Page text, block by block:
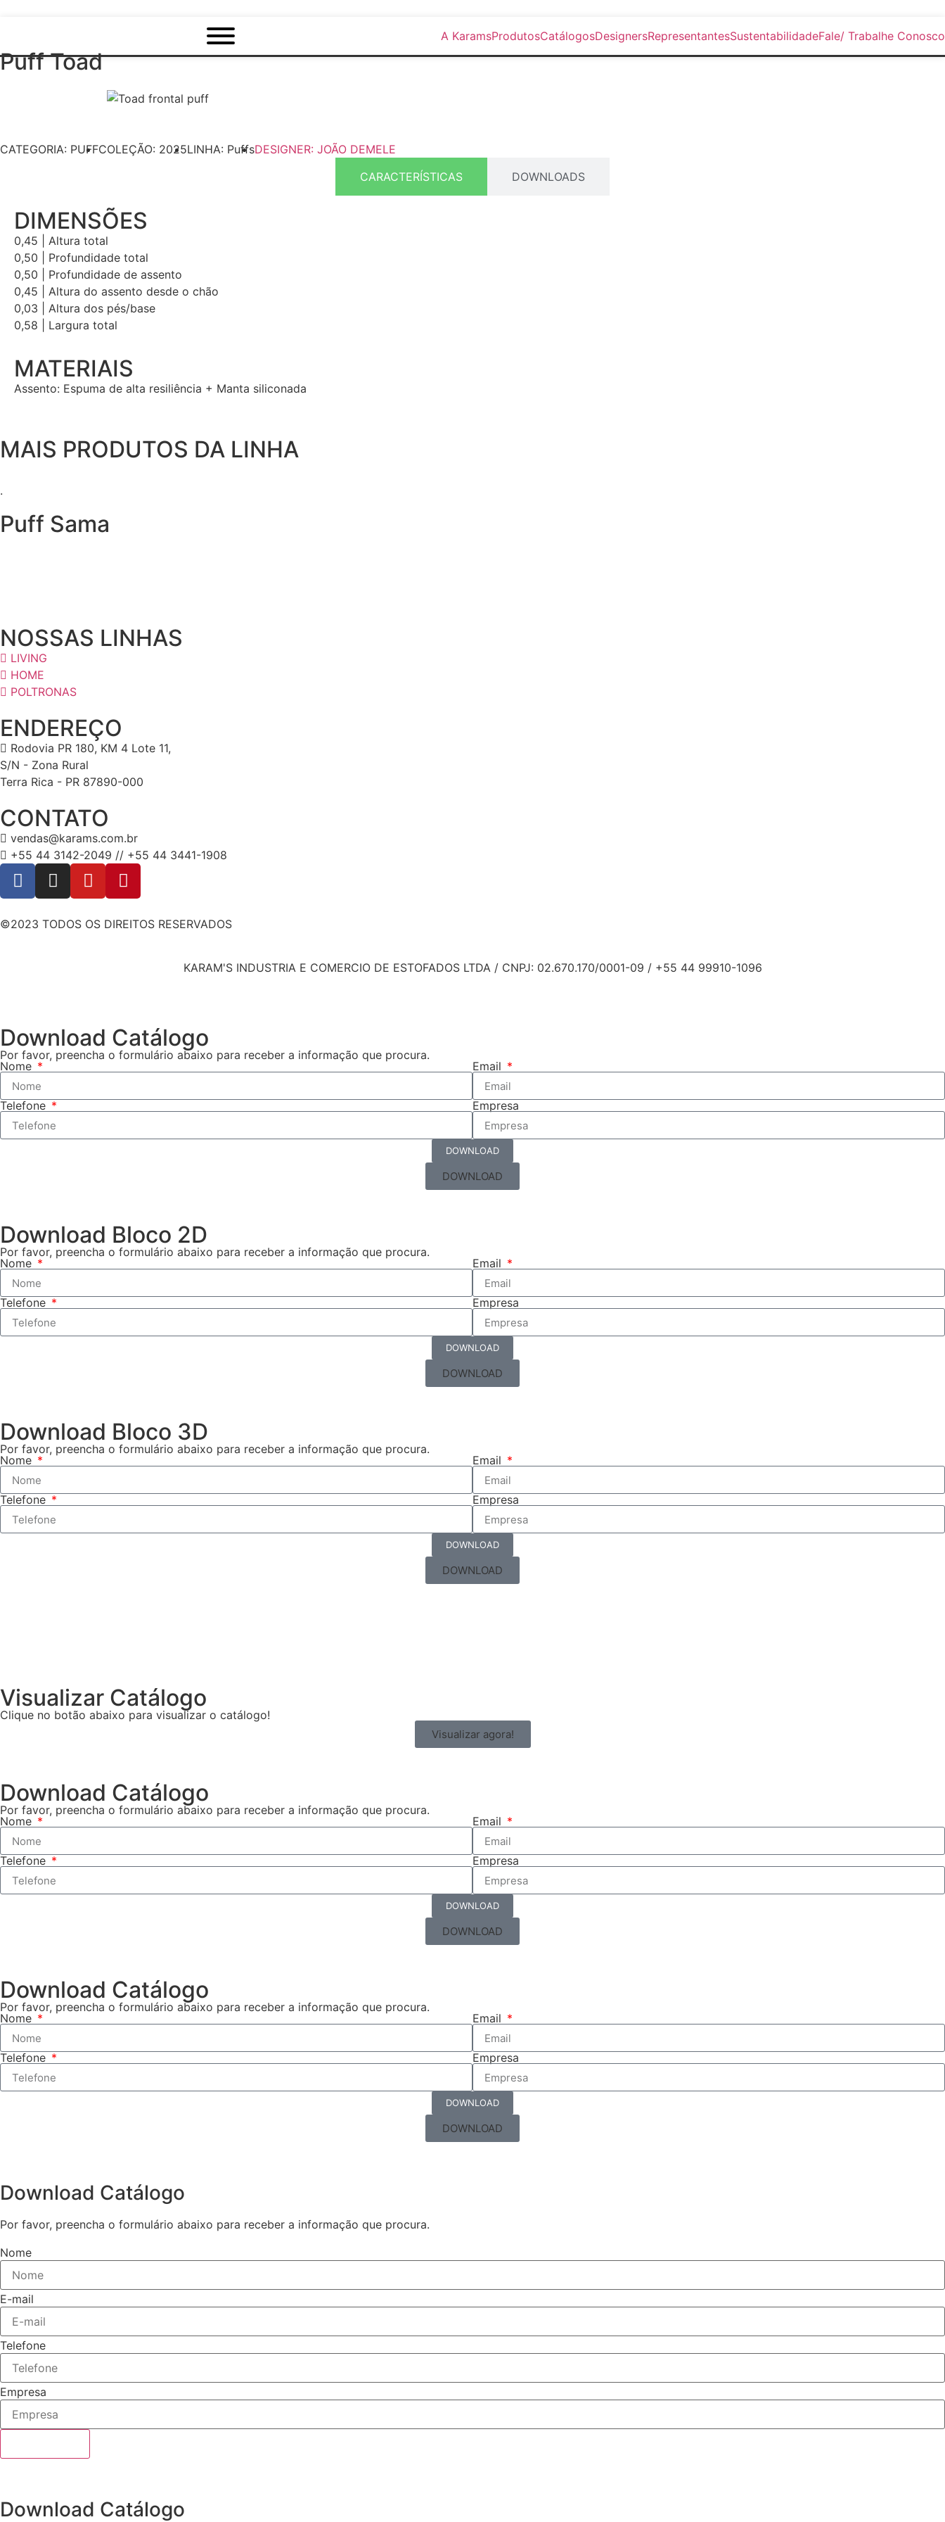
A KaramsProdutosCatálogosDesignersRepresentantesSustentabilidadeFale/ Trabalhe Conosco
Puff Toad
CATEGORIA: PUFFCOLEÇÃO: 2025LINHA: PuffsDESIGNER: JOÃO DEMELE
CARACTERÍSTICAS
DOWNLOADS
DIMENSÕES
0,45 | Altura total
0,50 | Profundidade total
0,50 | Profundidade de assento
0,45 | Altura do assento desde o chão
0,03 | Altura dos pés/base
0,58 | Largura total
MATERIAIS
Assento: Espuma de alta resiliência + Manta siliconada
MAIS PRODUTOS DA LINHA
.
Puff Sama
NOSSAS LINHAS
LIVING
HOME
POLTRONAS
ENDEREÇO
Rodovia PR 180, KM 4 Lote 11,
S/N - Zona Rural
Terra Rica - PR 87890-000
CONTATO
vendas@karams.com.br
+55 44 3142-2049 // +55 44 3441-1908
©2023 TODOS OS DIREITOS RESERVADOS
KARAM'S INDUSTRIA E COMERCIO DE ESTOFADOS LTDA / CNPJ: 02.670.170/0001-09 / +55 44 99910-1096
Download Catálogo
Por favor, preencha o formulário abaixo para receber a informação que procura.
Nome
Email
Telefone Empresa
DOWNLOAD
DOWNLOAD
Download Bloco 2D
Por favor, preencha o formulário abaixo para receber a informação que procura.
Nome
Email
Telefone Empresa
DOWNLOAD
DOWNLOAD
Download Bloco 3D
Por favor, preencha o formulário abaixo para receber a informação que procura.
Nome
Email
Telefone Empresa
DOWNLOAD
DOWNLOAD
Visualizar Catálogo
Clique no botão abaixo para visualizar o catálogo!
Visualizar agora!
Download Catálogo
Por favor, preencha o formulário abaixo para receber a informação que procura.
Nome
Email
Telefone Empresa
DOWNLOAD
DOWNLOAD
Download Catálogo
Por favor, preencha o formulário abaixo para receber a informação que procura.
Nome
Email
Telefone Empresa
DOWNLOAD
DOWNLOAD
Download Catálogo​
Por favor, preencha o formulário abaixo para receber a informação que procura.
Nome
E-mail
Telefone
Empresa
Download Catálogo​